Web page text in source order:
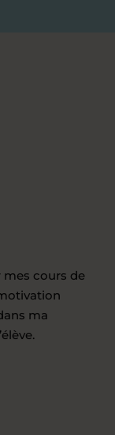
mes cours de
ma